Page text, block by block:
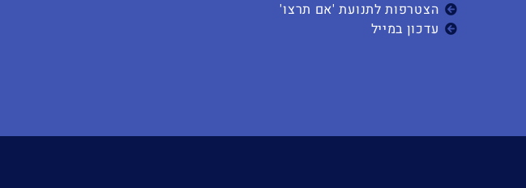
הצטרפות לתנועת 'אם תרצו'
עדכון במייל